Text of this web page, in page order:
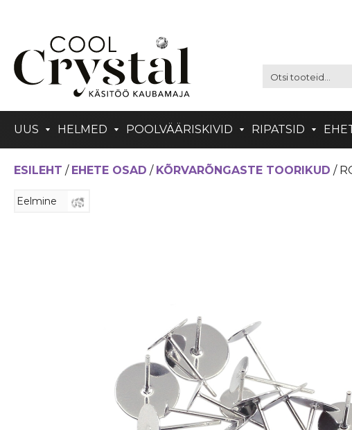
UUS HELMED POOLVÄÄRISKIVID RIPATSID
ESILEHT / EHETE OSAD / KÕRVARÕNGASTE TOORIKUD /
Eelmine